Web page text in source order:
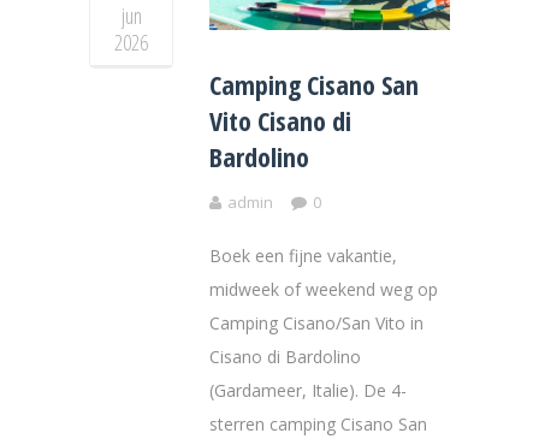
jun
2026
Camping Cisano San
Vito Cisano di
Bardolino
admin 0
Boek een fijne vakantie,
midweek of weekend weg op
Camping Cisano/San Vito in
Cisano di Bardolino
(Gardameer, Italie). De 4-
sterren camping Cisano San